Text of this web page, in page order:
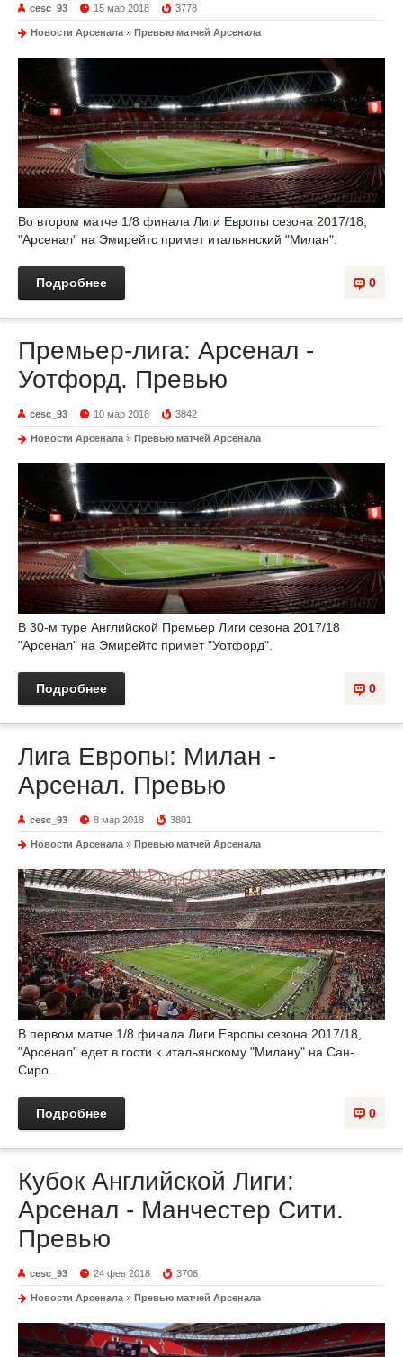
cesc_93 15 мар 2018 3778
Новости Арсенала » Превью матчей Арсенала
Во втором матче 1/8 финала Лиги Европы сезона 2017/18,
"Арсенал" на Эмирейтс примет итальянский "Милан".
0
Подробнее
Премьер-лига: Арсенал -
Уотфорд. Превью
cesc_93 10 мар 2018 3842
Новости Арсенала » Превью матчей Арсенала
В 30-м туре Английской Премьер Лиги сезона 2017/18
"Арсенал" на Эмирейтс примет "Уотфорд".
0
Подробнее
Лига Европы: Милан -
Арсенал. Превью
cesc_93 8 мар 2018 3801
Новости Арсенала » Превью матчей Арсенала
В первом матче 1/8 финала Лиги Европы сезона 2017/18,
"Арсенал" едет в гости к итальянскому "Милану" на Сан-
Сиро.
0
Подробнее
Кубок Английской Лиги:
Арсенал - Манчестер Сити.
Превью
cesc_93 24 фев 2018 3706
Новости Арсенала » Превью матчей Арсенала